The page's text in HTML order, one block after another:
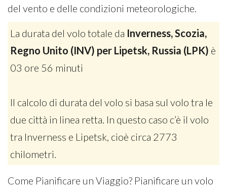
del vento e delle condizioni meteorologiche.
La durata del volo totale da Inverness, Scozia,
Regno Unito (INV) per Lipetsk, Russia (LPK) è
03 ore 56 minuti
Il calcolo di durata del volo si basa sul volo tra le
due città in linea retta. In questo caso c’è il volo
tra Inverness e Lipetsk, cioè circa 2773
chilometri.
Come Pianificare un Viaggio? Pianificare un volo